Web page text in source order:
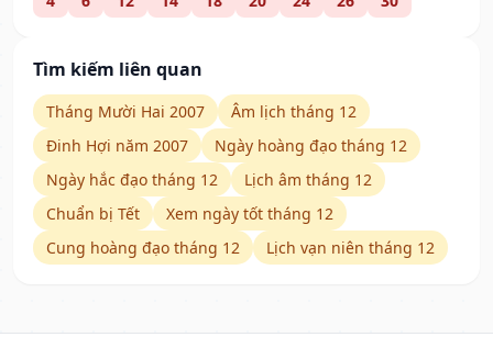
Tìm kiếm liên quan
Tháng Mười Hai 2007
Âm lịch tháng 12
Đinh Hợi năm 2007
Ngày hoàng đạo tháng 12
Ngày hắc đạo tháng 12
Lịch âm tháng 12
Chuẩn bị Tết
Xem ngày tốt tháng 12
Cung hoàng đạo tháng 12
Lịch vạn niên tháng 12